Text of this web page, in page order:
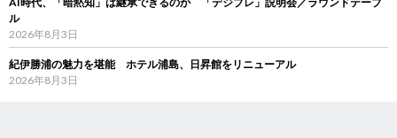
ル
2026年8月3日
紀伊勝浦の魅力を堪能 ホテル浦島、日昇館をリニューアル
2026年8月3日